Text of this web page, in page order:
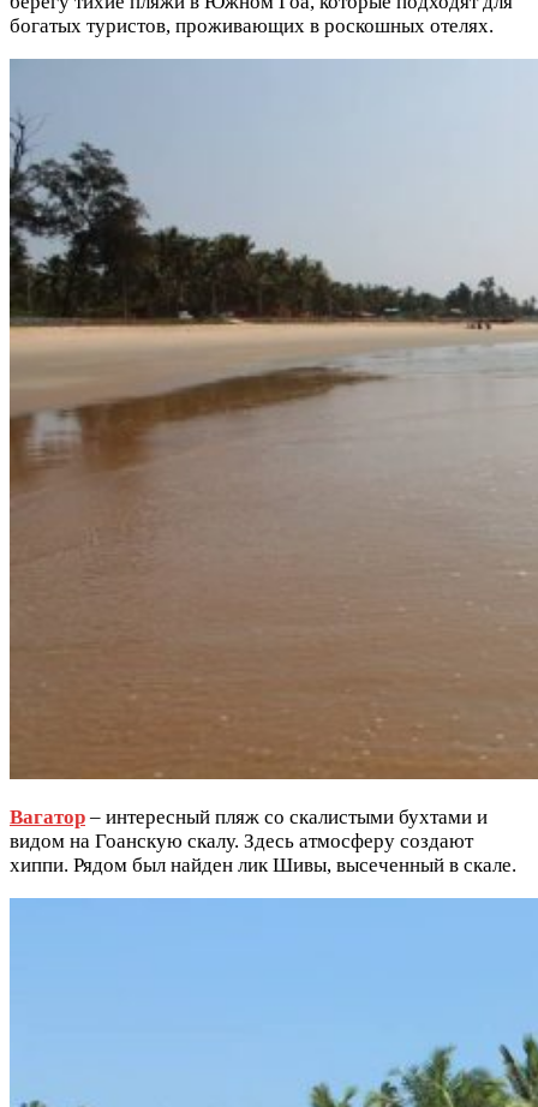
богатых туристов, проживающих в роскошных отелях.
Вагатор – интересный пляж со скалистыми бухтами и
видом на Гоанскую скалу. Здесь атмосферу создают
хиппи. Рядом был найден лик Шивы, высеченный в скале.